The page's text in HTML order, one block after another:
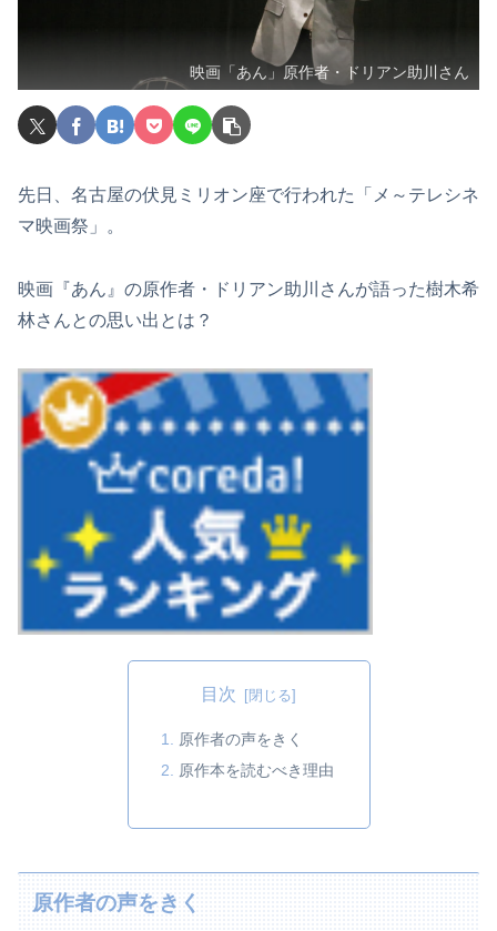
映画「あん」原作者・ドリアン助川さん
先日、名古屋の伏見ミリオン座で行われた「メ～テレシネ
マ映画祭」。
映画『あん』の原作者・ドリアン助川さんが語った樹木希
林さんとの思い出とは？
目次
原作者の声をきく
原作本を読むべき理由
原作者の声をきく